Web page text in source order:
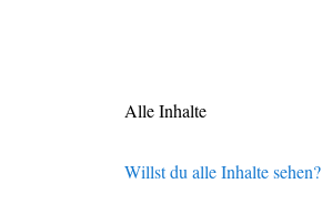
Alle Inhalte
Willst du alle Inhalte sehen?